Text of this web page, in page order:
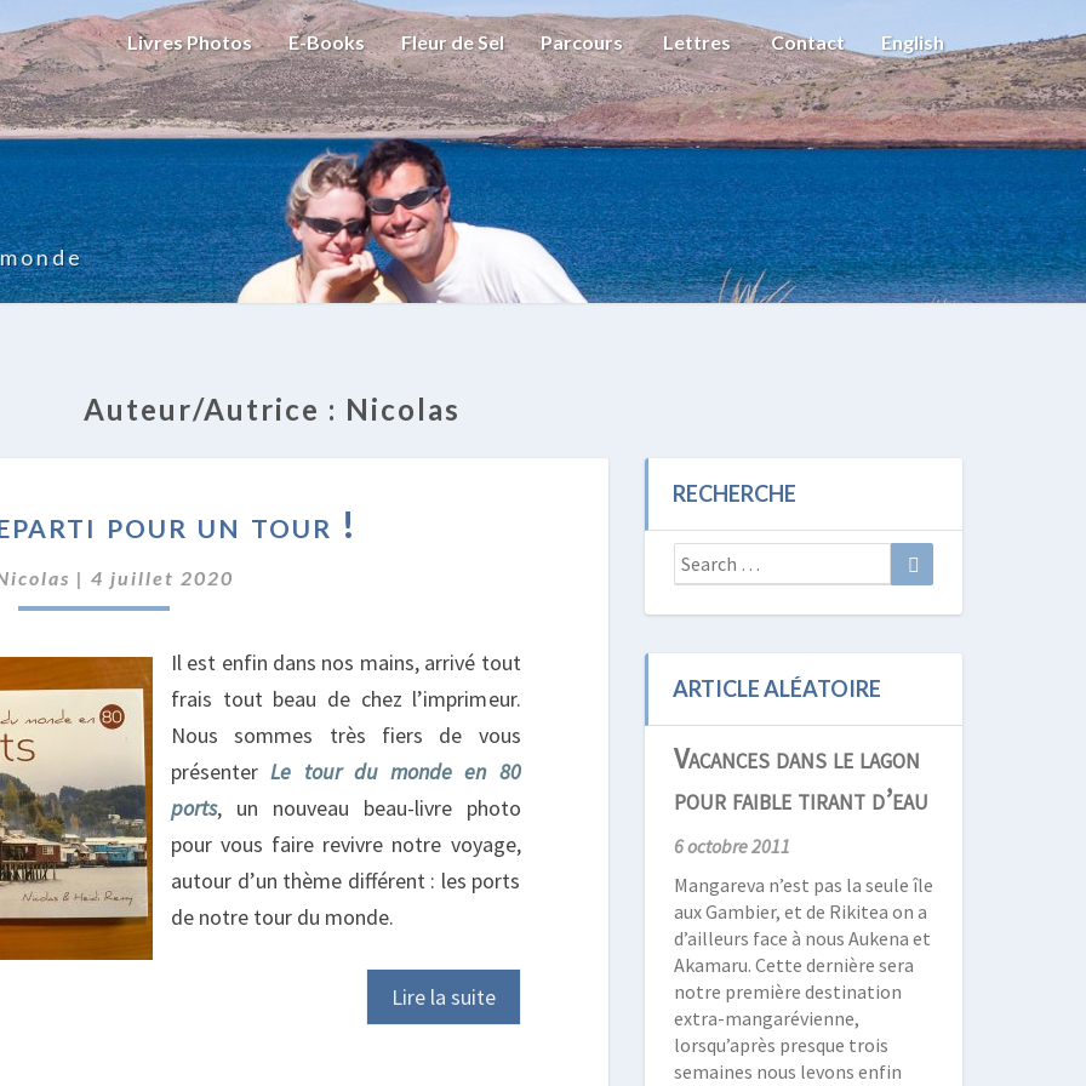
Livres Photos E-Books Fleur de Sel Parcours Lettres Contact English
Auteur/autrice : Nicolas
C’EST
POUR
UN
pour un tour !
| 4 juillet 2020
Il est enfin dans nos mains, arrivé tout
frais tout beau de chez l’imprimeur.
Nous sommes très fiers de vous
présenterLe tour du monde en 80
ports, un nouveau beau-livre photo
pour vous faire revivre notre voyage,
autour d’un thème différent : les ports
de notre tour du monde.
Lire la suite
RECHERCHE
Search
for:
Search
ARTICLE ALÉATOIRE
Vacances dans le lagon
pour faible tirant d’eau
6 octobre 2011
Mangareva n’est pas la seule île
aux Gambier, et de Rikitea on a
d’ailleurs face à nous Aukena et
Akamaru. Cette dernière sera
notre première destination
extra-mangarévienne,
lorsqu’après presque trois
semaines nous levons enfin